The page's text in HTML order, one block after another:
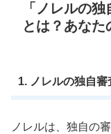
「ノレルの
とは？あなた
1. ノレルの独自
ノレルは、独自の